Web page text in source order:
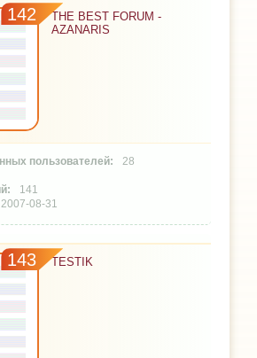
142
THE BEST FORUM -
AZANARIS
28
141
2007-08-31
143 TESTIK